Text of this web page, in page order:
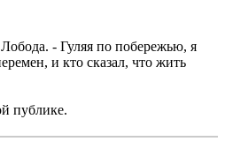
- Гуляя по побережью, я
и кто сказал, что жить
публике.